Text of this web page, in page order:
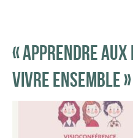
« APPRENDRE
VIVRE ENSEMBLE »